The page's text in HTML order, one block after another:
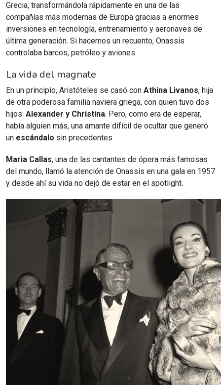
Grecia, transformándola rápidamente en una de las
compañías más modernas de Europa gracias a enormes
inversiones en tecnología, entrenamiento y aeronaves de
última generación. Si hacemos un recuento, Onassis
controlaba barcos, petróleo y aviones.
La vida del magnate
En un principio, Aristóteles se casó con Athina Livanos, hija
de otra poderosa familia naviera griega, con quien tuvo dos
hijos: Alexander y Christina. Pero, como era de esperar,
había alguien más, una amante difícil de ocultar que generó
un escándalo sin precedentes.
Maria Callas, una de las cantantes de ópera más famosas
del mundo, llamó la atención de Onassis en una gala en 1957
y desde ahí su vida no dejó de estar en el spotlight.